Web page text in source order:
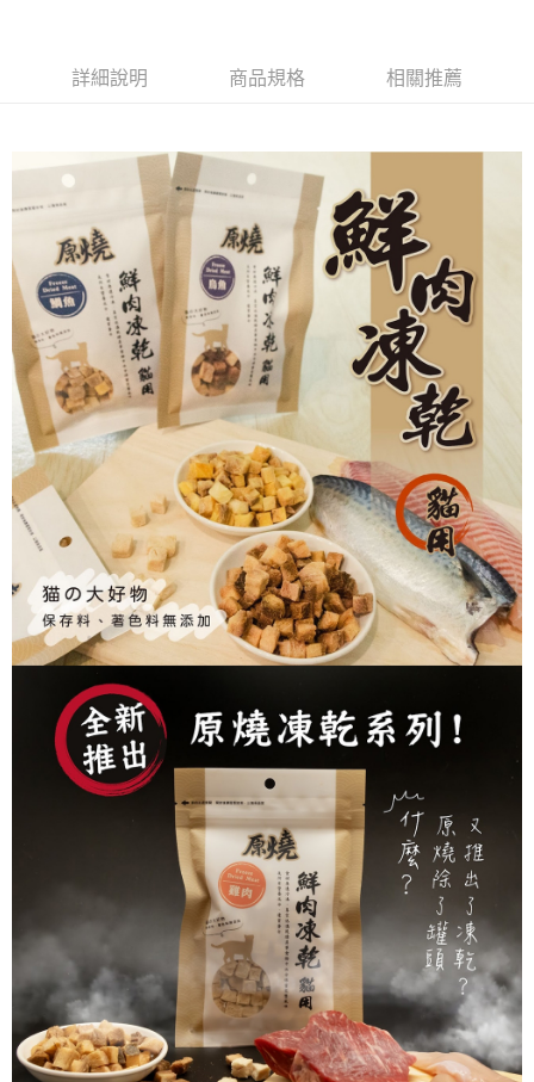
【關於「AFTEE先享後付」】
AFTEE先享後付是「在收到商品之後才付款」的支付方式。 讓您購物簡單
１．簡單：不需註冊會員、不需綁卡、不需儲值。
２．便利：只要手機號碼，簡訊認證，即可結帳。
３．安心：先確認商品／服務後，再付款。
【「AFTEE先享後付」結帳流程】
１．於結帳方式選擇「AFTEE先享後付」後，將跳轉至「AFTEE先享後付」
結帳頁面，進行簡訊認證並確認金額後，即可完成結帳。
２．訂單成立數日內，您將收到繳費通知簡訊。
３．收到繳費通知簡訊後14天內，點擊此簡訊中的連結，可透過四大超商／
ATM／網路銀行／等多元方式進行付款，方視為交易完成。
※ 請注意：結帳手續完成當下不需立刻繳費，但若您需要取消訂單，請聯絡
購買商品的店家。未經商家同意取消之訂單仍視為有效，需透過AFTEE先享
後付繳納相關費用。
※ 交易是否成功請以「AFTEE先享後付 」之結帳頁面顯示為準，若有關於
是否繳費成功／繳費後需取消欲退款等相關疑問，請聯繫「AFTEE先享後付
客戶支援中心」https://netprotections.freshdesk.com/support/home
【注意事項】
１．透過由恩沛科技股份有限公司提供之「AFTEE先享後付」服務完成之交
易，需依本服務之必要範圍內提供個人資料，並將交易相關給付款項請求債
權轉讓予恩沛科技股份有限公司。
２．關於個人資料處理事宜，請瀏覽以下網址：
https://aftee.tw/terms/#terms3
３．未成年的使用者請事先徵得法定代理人或監護人之同意方可使用
「AFTEE先享後付」，若未經同意申辦者引起之損失，本公司不負相關責
任。
４．使用「AFTEE先享後付」時，將依據個別帳號之用戶狀況，依本公司即
時審查核予不同之上限額度；若仍有額度不足之情形，本公司將視審查結果
５．嚴禁一人註冊多個帳號或使用他人資訊註冊。若發現惡意使用之情形，
恩沛科技股份有限公司將有權停止該用戶之使用額度並採取法律行動。
運送方式
全家取貨付款
每筆NT$60，滿NT$799(含以上)免運費
7-11取貨付款
每筆NT$60，滿NT$799(含以上)免運費
7-11取貨(快速到店)
每筆NT$95，滿NT$799(含以上)免運費
宅配
每筆NT$150
滿額免運宅配
每筆NT$100，滿NT$799(含以上)免運費
付款後門市自取
每筆NT$50，滿NT$299(含以上)免運費
詳細說明 商品規格 相關推薦